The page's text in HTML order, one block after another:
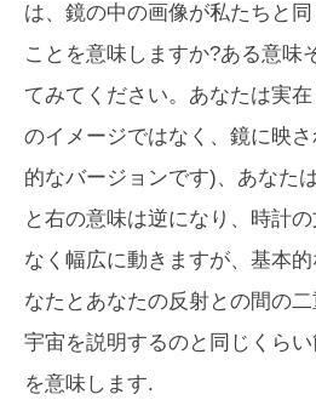
は、鏡の中の画像が私たちと
ことを意味しますか?ある意味
てみてください。あなたは実
のイメージではなく、鏡に映
的なバージョンです)、あなた
と右の意味は逆になり、時計
なく幅広に動きますが、基本
なたとあなたの反射との間の
宇宙を説明するのと同じくら
を意味します.